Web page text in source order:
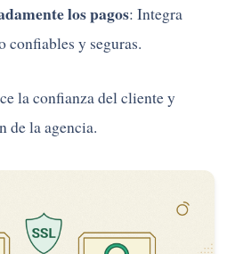
lospagos: Integra
confiables y seguras.
laconfianzadel clientey
delaagencia.